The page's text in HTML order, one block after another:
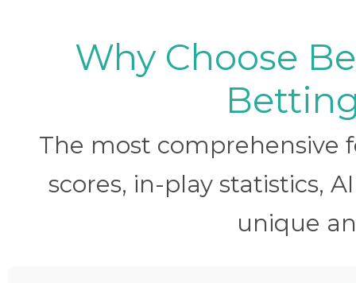
Why Choose
The most
scores, in-play statistics,
unique